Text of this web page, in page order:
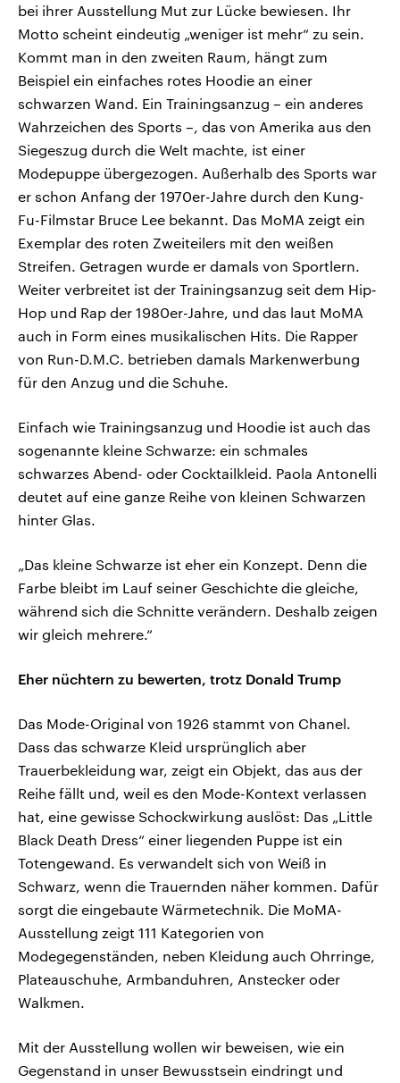
bei ihrer Ausstellung Mut zur Lücke bewiesen. Ihr
Motto scheint eindeutig „weniger ist mehr“ zu sein.
Kommt man in den zweiten Raum, hängt zum
Beispiel ein einfaches rotes Hoodie an einer
schwarzen Wand. Ein Trainingsanzug – ein anderes
Wahrzeichen des Sports –, das von Amerika aus den
Siegeszug durch die Welt machte, ist einer
Modepuppe übergezogen. Außerhalb des Sports war
er schon Anfang der 1970er-Jahre durch den Kung-
Fu-Filmstar Bruce Lee bekannt. Das MoMA zeigt ein
Exemplar des roten Zweiteilers mit den weißen
Streifen. Getragen wurde er damals von Sportlern.
Weiter verbreitet ist der Trainingsanzug seit dem Hip-
Hop und Rap der 1980er-Jahre, und das laut MoMA
auch in Form eines musikalischen Hits. Die Rapper
von Run-D.M.C. betrieben damals Markenwerbung
für den Anzug und die Schuhe.
Einfach wie Trainingsanzug und Hoodie ist auch das
sogenannte kleine Schwarze: ein schmales
schwarzes Abend- oder Cocktailkleid. Paola Antonelli
deutet auf eine ganze Reihe von kleinen Schwarzen
hinter Glas.
„Das kleine Schwarze ist eher ein Konzept. Denn die
Farbe bleibt im Lauf seiner Geschichte die gleiche,
während sich die Schnitte verändern. Deshalb zeigen
wir gleich mehrere.“
Eher nüchtern zu bewerten, trotz Donald Trump
Das Mode-Original von 1926 stammt von Chanel.
Dass das schwarze Kleid ursprünglich aber
Trauerbekleidung war, zeigt ein Objekt, das aus der
Reihe fällt und, weil es den Mode-Kontext verlassen
hat, eine gewisse Schockwirkung auslöst: Das „Little
Black Death Dress“ einer liegenden Puppe ist ein
Totengewand. Es verwandelt sich von Weiß in
Schwarz, wenn die Trauernden näher kommen. Dafür
sorgt die eingebaute Wärmetechnik. Die MoMA-
Ausstellung zeigt 111 Kategorien von
Modegegenständen, neben Kleidung auch Ohrringe,
Plateauschuhe, Armbanduhren, Anstecker oder
Walkmen.
Mit der Ausstellung wollen wir beweisen, wie ein
Gegenstand in unser Bewusstsein eindringt und